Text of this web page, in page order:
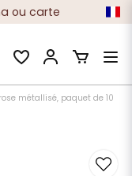
ou carte
satisfaits
rose métallisé, paquet de 10